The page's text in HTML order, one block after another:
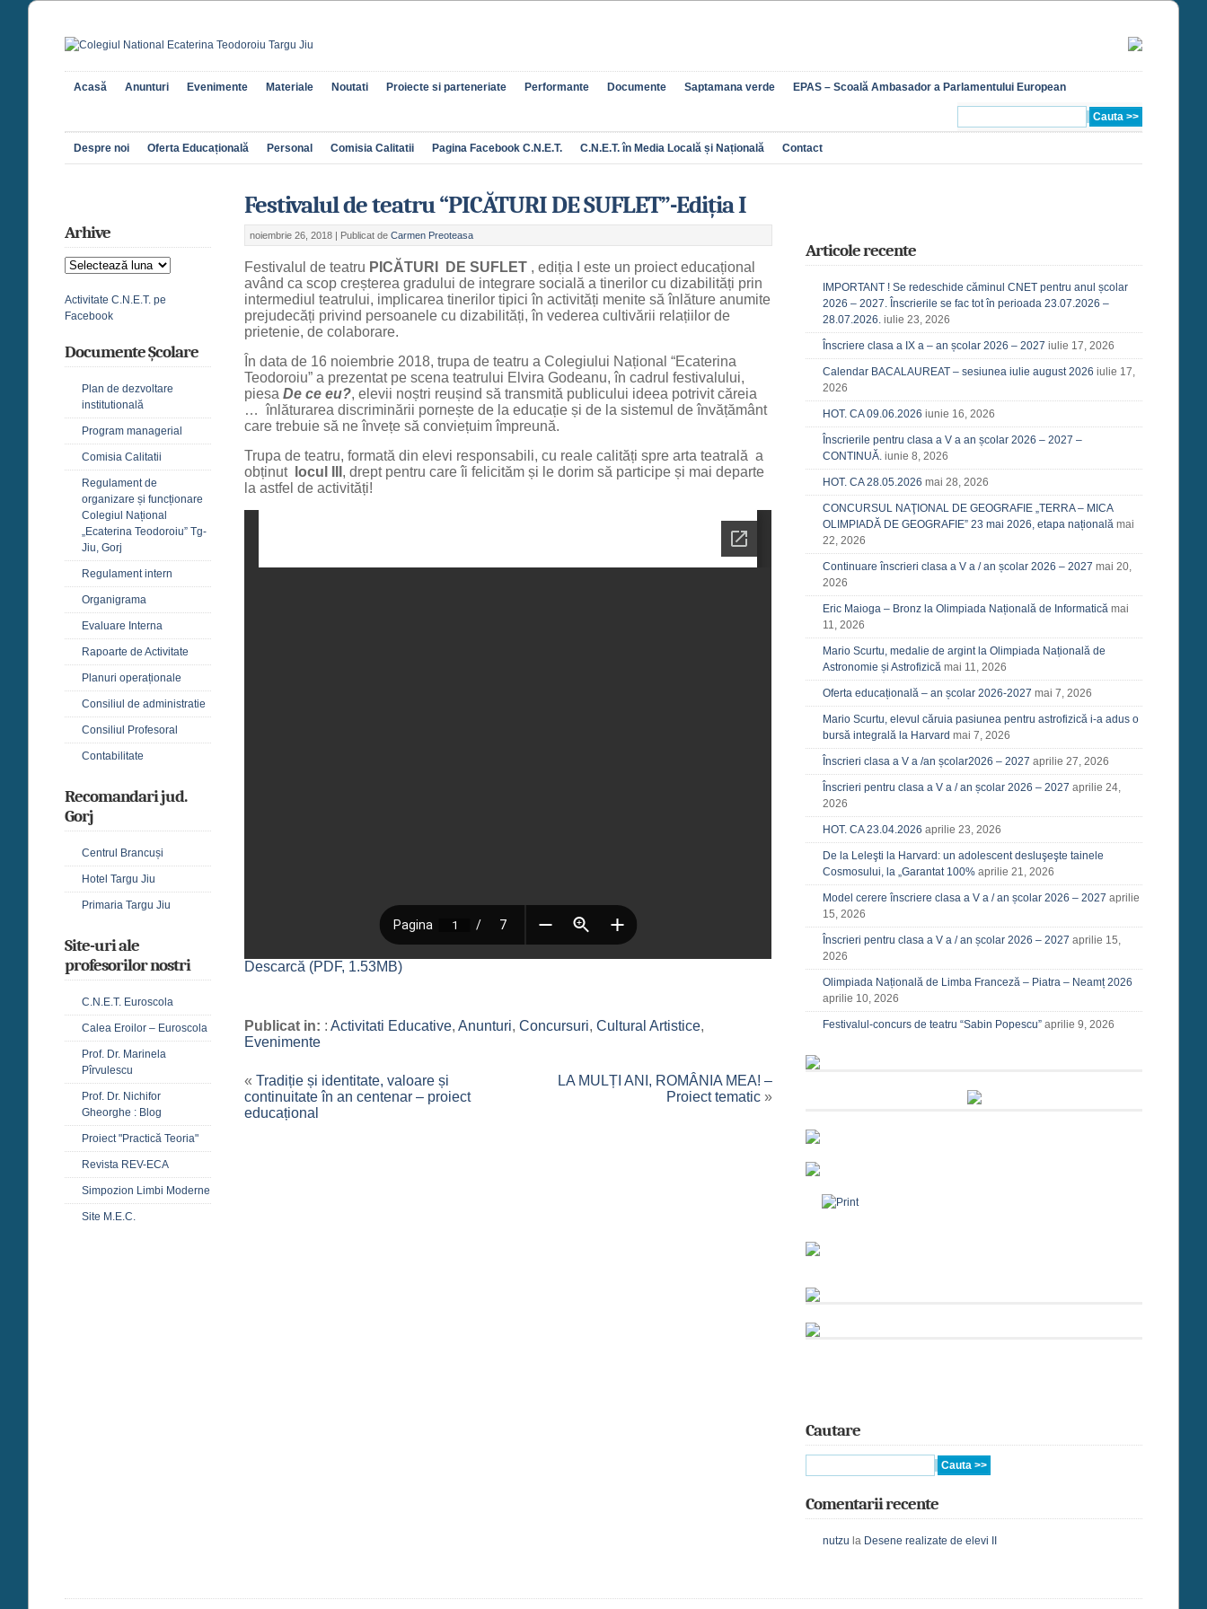
Acasă Anunturi Evenimente Materiale Noutati Proiecte si parteneriate Performante Documente Saptamana verde EPAS – Scoală Ambasador a Parlamentului European
Despre noi Oferta Educațională Personal Comisia Calitatii Pagina Facebook C.N.E.T. C.N.E.T. în Media Locală și Națională Contact
Festivalul de teatru “PICĂTURI DE SUFLET”-Ediția I
noiembrie 26, 2018 | Publicat deCarmen Preoteasa
Festivalul de teatru PICĂTURI DE SUFLET , ediția I este un proiect educațional
având ca scop creșterea gradului de integrare socială a tinerilor cu dizabilități prin
intermediul teatrului, implicarea tinerilor tipici în activități menite să înlăture anumite
prejudecăți privind persoanele cu dizabilități, în vederea cultivării relațiilor de
prietenie, de colaborare.
În data de 16 noiembrie 2018, trupa de teatru a Colegiului Național “Ecaterina
Teodoroiu” a prezentat pe scena teatrului Elvira Godeanu, în cadrul festivalului,
piesaDe ce eu?, elevii noștri reușind să transmită publicului ideea potrivit căreia
… înlăturarea discriminării pornește de la educație și de la sistemul de învățământ
care trebuie să ne învețe să conviețuim împreună.
Trupa de teatru, formată din elevi responsabili, cu reale calități spre arta teatrală a
obținut
locul III , drept pentru care îi felicităm și le dorim să participe și mai departe
la astfel de activități!
Descarcă (PDF, 1.53MB)
Publicat in: :Activitati Educative,Anunturi,Concursuri,Cultural Artistice,
Evenimente
«Tradiție și identitate, valoare și
continuitate în an centenar – proiect
educațional
LA MULȚI ANI, ROMÂNIA MEA! –
Proiect tematic»
Arhive
Arhive
Activitate C.N.E.T. pe
Facebook
Documente Școlare
Plan de dezvoltare
institutională
Program managerial
Comisia Calitatii
Regulament de
organizare și funcționare
Colegiul Național
„Ecaterina Teodoroiu” Tg-
Jiu, Gorj
Regulament intern
Organigrama
Evaluare Interna
Rapoarte de Activitate
Planuri operaționale
Consiliul de administratie
Consiliul Profesoral
Contabilitate
Recomandari jud.
Gorj
Centrul Brancuși
Hotel Targu Jiu
Primaria Targu Jiu
Site-uri ale
profesorilor nostri
C.N.E.T. Euroscola
Calea Eroilor – Euroscola
Prof. Dr. Marinela
Pîrvulescu
Prof. Dr. Nichifor
Gheorghe : Blog
Proiect "Practică Teoria"
Revista REV-ECA
Simpozion Limbi Moderne
Site M.E.C.
Articole recente
IMPORTANT ! Se redeschide căminul CNET pentru anul școlar
2026 – 2027. Înscrierile se fac tot în perioada 23.07.2026 –
28.07.2026. iulie 23, 2026
Înscriere clasa a IX a – an școlar 2026 – 2027 iulie 17, 2026
Calendar BACALAUREAT – sesiunea iulie august 2026 iulie 17,
2026
HOT. CA 09.06.2026 iunie 16, 2026
Înscrierile pentru clasa a V a an școlar 2026 – 2027 –
CONTINUĂ. iunie 8, 2026
HOT. CA 28.05.2026 mai 28, 2026
CONCURSUL NAŢIONAL DE GEOGRAFIE „TERRA – MICA
OLIMPIADĂ DE GEOGRAFIE” 23 mai 2026, etapa națională mai
22, 2026
Continuare înscrieri clasa a V a / an școlar 2026 – 2027 mai 20,
2026
Eric Maioga – Bronz la Olimpiada Națională de Informatică mai
11, 2026
Mario Scurtu, medalie de argint la Olimpiada Națională de
Astronomie și Astrofizică mai 11, 2026
Oferta educațională – an școlar 2026-2027 mai 7, 2026
Mario Scurtu, elevul căruia pasiunea pentru astrofizică i-a adus o
bursă integrală la Harvard mai 7, 2026
Înscrieri clasa a V a /an școlar2026 – 2027 aprilie 27, 2026
Înscrieri pentru clasa a V a / an școlar 2026 – 2027 aprilie 24,
2026
HOT. CA 23.04.2026 aprilie 23, 2026
De la Leleşti la Harvard: un adolescent desluşeşte tainele
Cosmosului, la „Garantat 100% aprilie 21, 2026
Model cerere înscriere clasa a V a / an școlar 2026 – 2027 aprilie
15, 2026
Înscrieri pentru clasa a V a / an școlar 2026 – 2027 aprilie 15,
2026
Olimpiada Națională de Limba Franceză – Piatra – Neamț 2026
aprilie 10, 2026
Festivalul-concurs de teatru “Sabin Popescu” aprilie 9, 2026
Cautare
Comentarii recente
nutzu la Desene realizate de elevi II